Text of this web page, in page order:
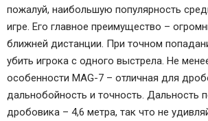
пожалуй, наибольшую популярность
игре. Его главное преимущество –
ближней дистанции. При точном
убить игрока с одного выстрела. Не
особенности MAG-7 – отличная для
дальнобойность и точность. Дальность
дробовика – 4,6 метра, так что не